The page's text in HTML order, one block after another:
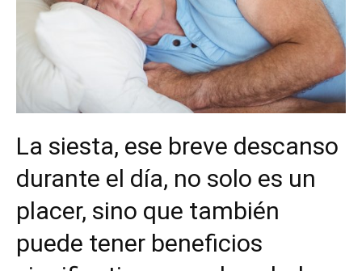
La siesta, ese breve descanso
durante el día, no solo es un
placer, sino que también
puede tener beneficios